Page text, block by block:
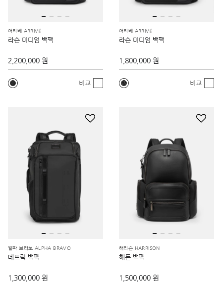
어리베 ARRIVÉ
라슨 미디엄 백팩
2,200,000 원
비교
어리베 ARRIVÉ
라슨 미디엄 백팩
1,800,000 원
비교
알파 브라보 ALPHA BRAVO
데트릭 백팩
1,300,000 원
해리슨 HARRISON
해든 백팩
1,500,000 원